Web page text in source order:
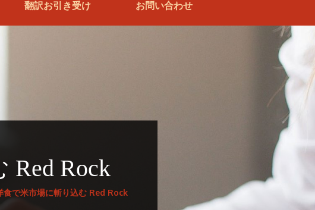
翻訳お引き受け お問い合わせ
Rock
食で米市場に斬り込む Red Rock